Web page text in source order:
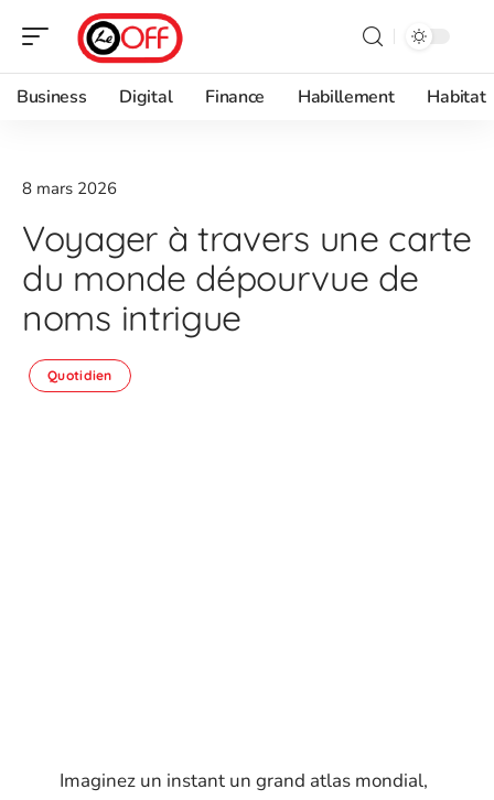
Business Digital Finance Habillement Habitat
8 mars 2026
Voyager à travers une carte
du monde dépourvue de
noms intrigue
Quotidien
Imaginez un instant un grand atlas mondial,